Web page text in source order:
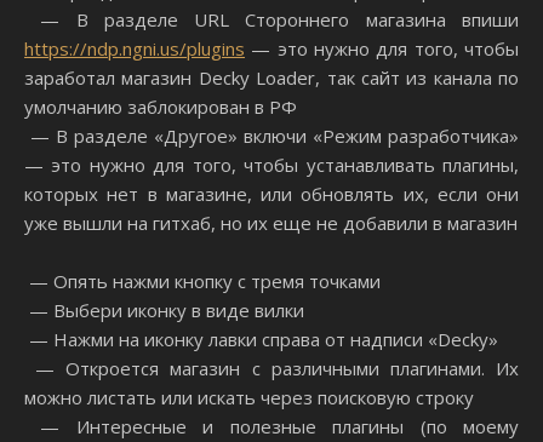
— В разделе URL Стороннего магазина впиши
https://ndp.ngni.us/plugins — это нужно для того, чтобы
заработал магазин Decky Loader, так сайт из канала по
умолчанию заблокирован в РФ
— В разделе «Другое» включи «Режим разработчика»
— это нужно для того, чтобы устанавливать плагины,
которых нет в магазине, или обновлять их, если они
уже вышли на гитхаб, но их еще не добавили в магазин
— Опять нажми кнопку с тремя точками
— Выбери иконку в виде вилки
— Нажми на иконку лавки справа от надписи «Decky»
— Откроется магазин с различными плагинами. Их
можно листать или искать через поисковую строку
— Интересные и полезные плагины (по моему